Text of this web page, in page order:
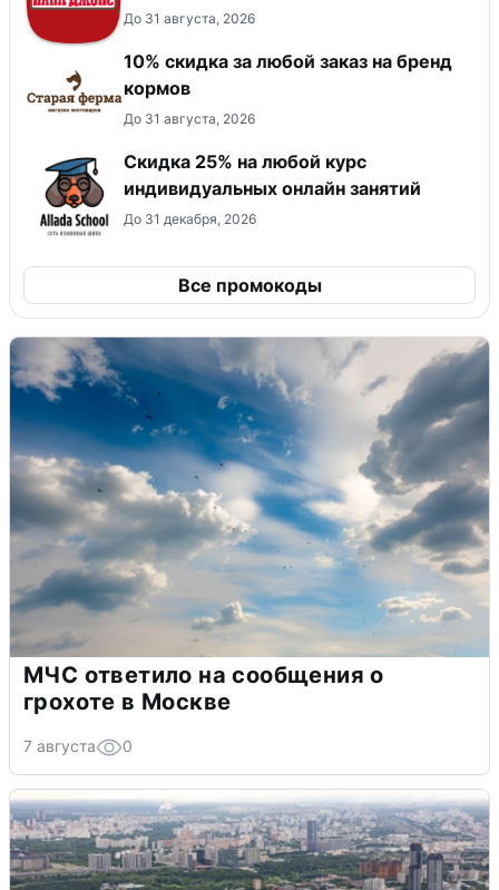
До 31 августа, 2026
10% скидка за любой заказ на бренд
кормов
До 31 августа, 2026
Скидка 25% на любой курс
индивидуальных онлайн занятий
До 31 декабря, 2026
Все промокоды
МЧС ответило на сообщения о
грохоте в Москве
7 августа 0